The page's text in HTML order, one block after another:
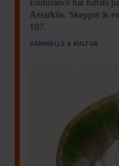
Antarktis. Skeppet är
107.
SAMHÄLLE & KULTUR